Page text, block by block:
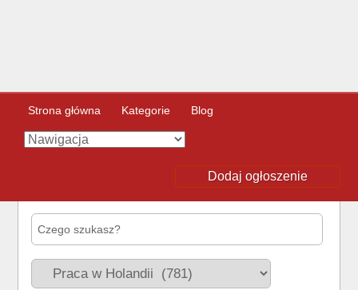
Strona główna Kategorie Blog
Dodaj ogłoszenie